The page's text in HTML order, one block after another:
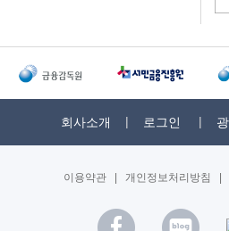
회사소개 로그인
이용약관 개인정보처리방침